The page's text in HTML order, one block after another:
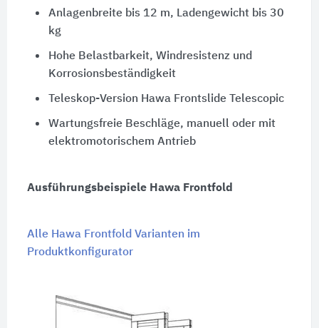
Anlagenbreite bis 12 m, Ladengewicht bis 30
kg
Hohe Belastbarkeit, Windresistenz und
Korrosionsbeständigkeit
Teleskop-Version Hawa Frontslide Telescopic
Wartungsfreie Beschläge, manuell oder mit
elektromotorischem Antrieb
Ausführungsbeispiele Hawa Frontfold
Alle Hawa Frontfold Varianten im
Produktkonfigurator